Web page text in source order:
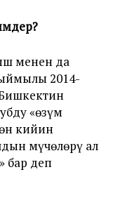
менен да
2014-
«өзүм
кийин
мүчөлөрү ал
бар деп